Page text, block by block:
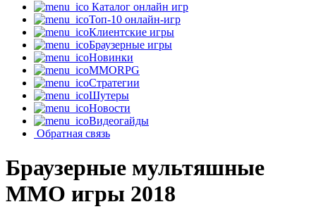
Каталог онлайн игр
Топ-10 онлайн-игр
Клиентские игры
Браузерные игры
Новинки
MMORPG
Стратегии
Шутеры
Новости
Видеогайды
Обратная связь
Браузерные мультяшные
MMO игры 2018